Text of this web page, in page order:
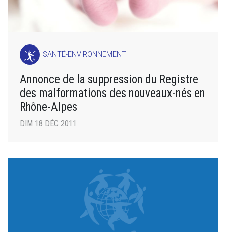
SANTÉ-ENVIRONNEMENT
Annonce de la suppression du Registre
des malformations des nouveaux-nés en
Rhône-Alpes
DIM 18 DÉC 2011